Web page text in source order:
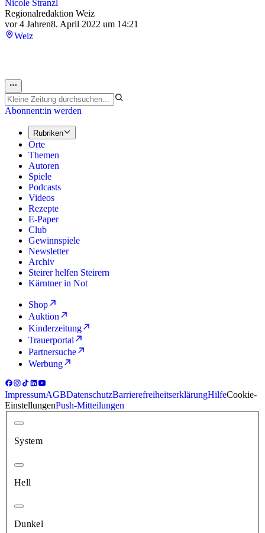
Nicole Stranzl
Regionalredaktion Weiz
vor 4 Jahren8. April 2022 um 14:21
Weiz
Abonnent:in werden
Rubriken
Orte
Themen
Autoren
Spiele
Podcasts
Videos
Rezepte
E-Paper
Club
Gewinnspiele
Newsletter
Archiv
Steirer helfen Steirern
Kärntner in Not
Shop
Auktion
Kinderzeitung
Trauerportal
Partnersuche
Werbung
ImpressumAGBDatenschutzBarrierefreiheitserklärungHilfeCookie-
EinstellungenPush-Mitteilungen
System
Hell
Dunkel